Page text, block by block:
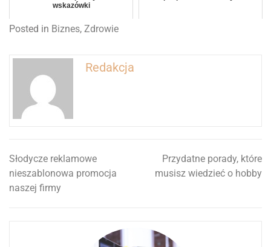
wskazówki
Posted in Biznes, Zdrowie
Redakcja
Nawigacja
wpisu
Słodycze reklamowe
nieszablonowa promocja
naszej firmy
Przydatne porady, które
musisz wiedzieć o hobby